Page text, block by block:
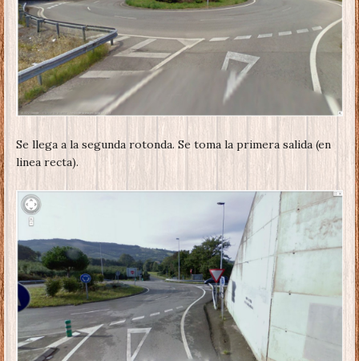
Se llega a la segunda rotonda. Se toma la primera salida (en
linea recta).